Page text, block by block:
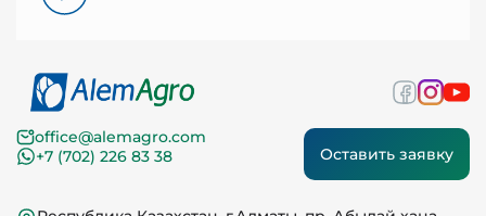
office@alemagro.com
+7 (702) 226 83 38
Оставить заявку